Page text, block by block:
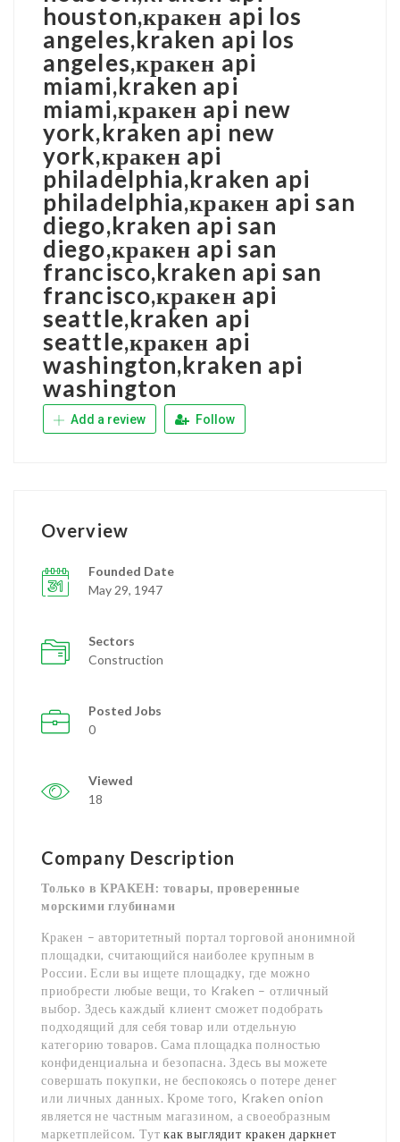
houston,кракен api los
angeles,kraken api los
angeles,кракен api
miami,kraken api
miami,кракен api new
york,kraken api new
york,кракен api
philadelphia,kraken api
philadelphia,кракен api san
diego,kraken api san
diego,кракен api san
francisco,kraken api san
francisco,кракен api
seattle,kraken api
seattle,кракен api
washington,kraken api
washington
Add a review Follow
Overview
Founded Date
May 29, 1947
Sectors
Construction
Posted Jobs
0
Viewed
18
Company Description
Только в КРАКЕН: товары, проверенные
морскими глубинами
Кракен – авторитетный портал торговой анонимной
площадки, считающийся наиболее крупным в
России. Если вы ищете площадку, где можно
приобрести любые вещи, то Kraken – отличный
выбор. Здесь каждый клиент сможет подобрать
подходящий для себя товар или отдельную
категорию товаров. Сама площадка полностью
конфиденциальна и безопасна. Здесь вы можете
совершать покупки, не беспокоясь о потере денег
или личных данных. Кроме того, Kraken onion
является не частным магазином, а своеобразным
маркетплейсом. Туткак выглядит кракен даркнет